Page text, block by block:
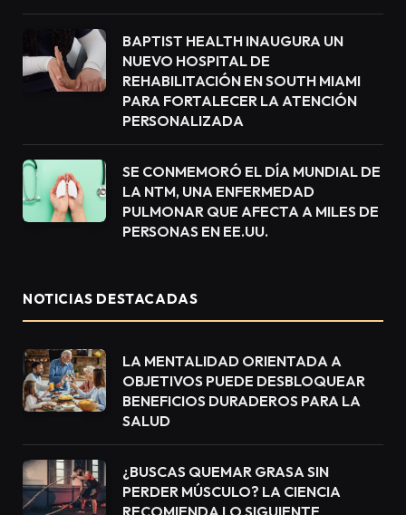
BAPTIST HEALTH INAUGURA UN
NUEVO HOSPITAL DE
REHABILITACIÓN EN SOUTH MIAMI
PARA FORTALECER LA ATENCIÓN
PERSONALIZADA
SE CONMEMORÓ EL DÍA MUNDIAL DE
LA NTM, UNA ENFERMEDAD
PULMONAR QUE AFECTA A MILES DE
PERSONAS EN EE.UU.
NOTICIAS DESTACADAS
LA MENTALIDAD ORIENTADA A
OBJETIVOS PUEDE DESBLOQUEAR
BENEFICIOS DURADEROS PARA LA
SALUD
¿BUSCAS QUEMAR GRASA SIN
PERDER MÚSCULO? LA CIENCIA
RECOMIENDA LO SIGUIENTE